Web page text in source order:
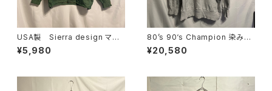
USA製 Sierra design マウ
ンテンジャケット グリーン S
¥5,980
80’s 90‘s Champion 染み込
みプリント リバースウィーブ
reverse weave
¥20,580